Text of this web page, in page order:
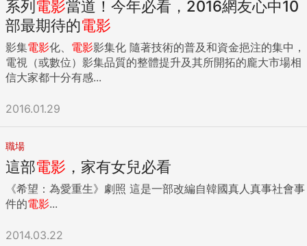
系列電影當道！今年必看，2016網友心中10
部最期待的電影
影集電影化、 電影影集化 隨著技術的普及和資金挹注的集中，
電視（或數位）影集品質的整體提升及其所開拓的龐大市場相
信大家都十分有感...
2016.01.29
職場
這部電影 ，家有女兒必看
《希望：為愛重生》劇照 這是一部改編自韓國真人真事社會事
件的電影...
2014.03.22